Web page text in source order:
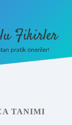
Fikirler
pratik öneriler!
TANIMI